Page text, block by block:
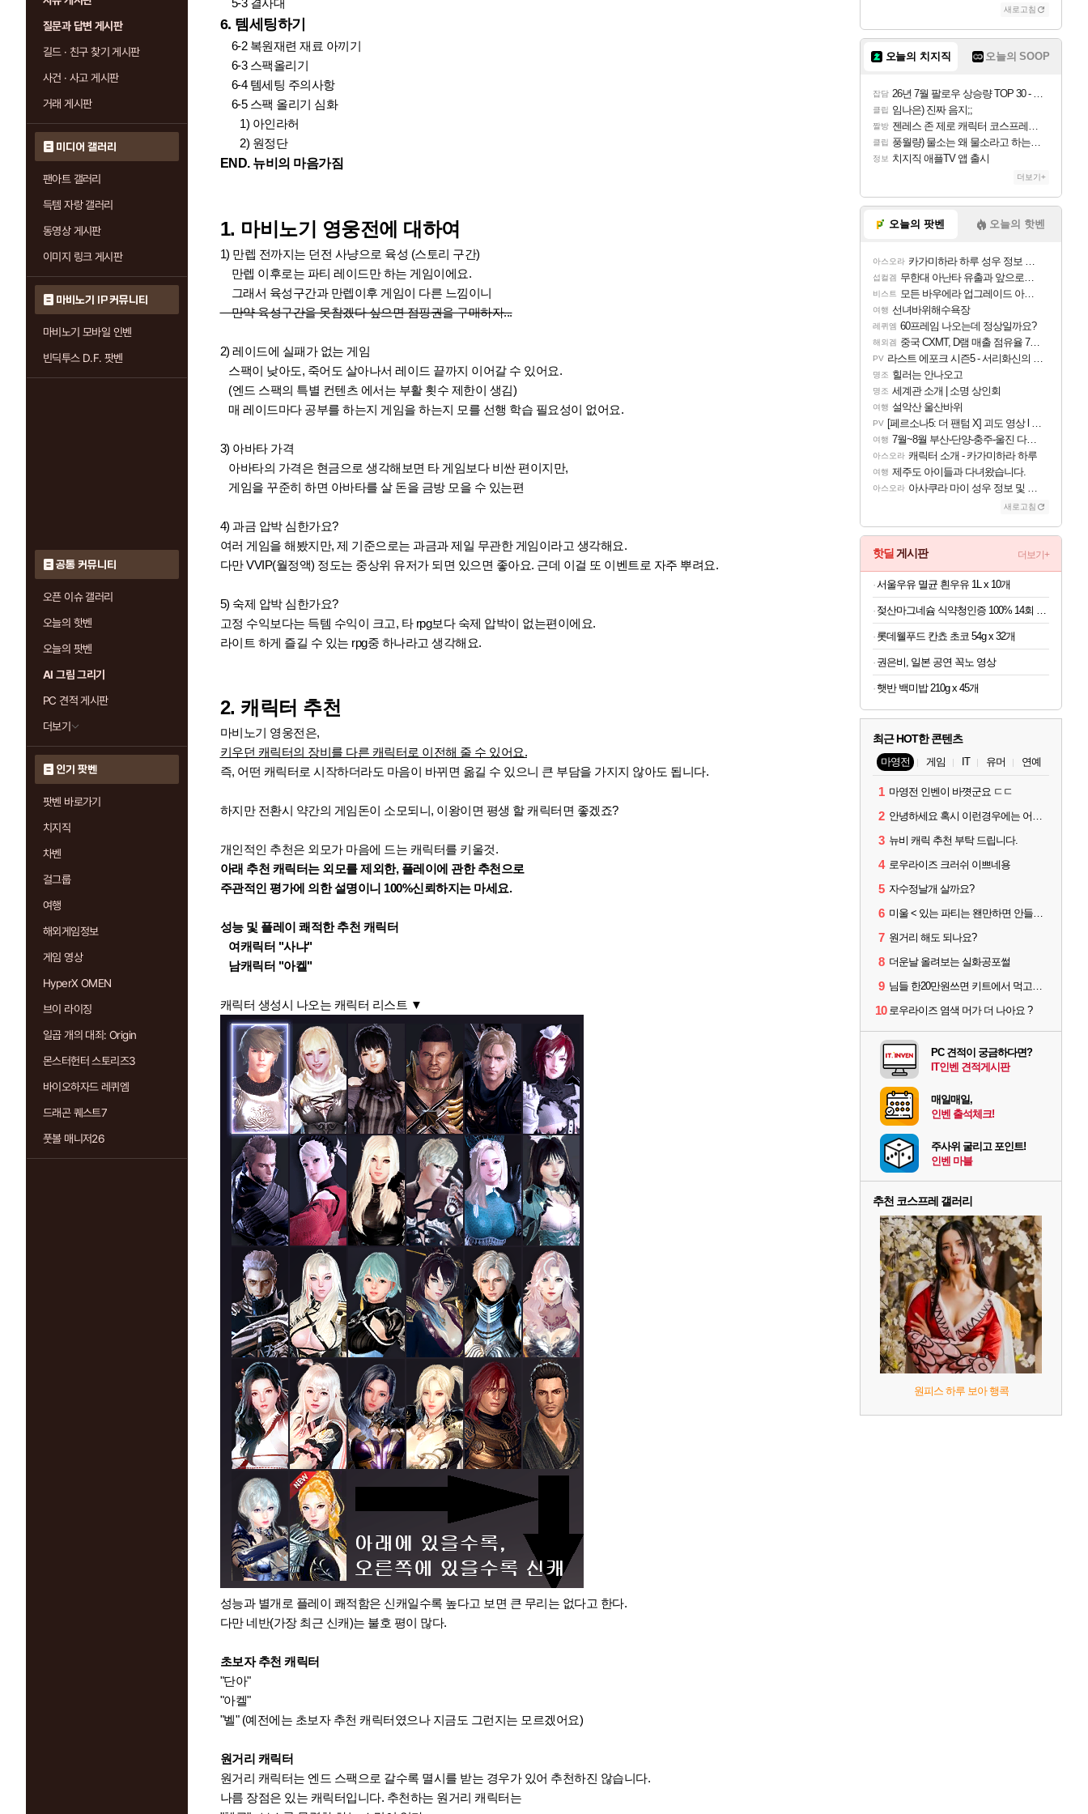
질문과 답변 게시판
길드 · 친구 찾기 게시판
사건 · 사고 게시판
거래 게시판
미디어 갤러리
팬아트 갤러리
득템 자랑 갤러리
동영상 게시판
이미지 링크 게시판
마비노기 IP 커뮤니티
마비노기 모바일 인벤
빈딕투스 D.F. 팟벤
공통 커뮤니티
오픈 이슈 갤러리
오늘의 핫벤
오늘의 팟벤
AI 그림 그리기
PC 견적 게시판
더보기
인기 팟벤
팟벤 바로가기
치지직
차벤
걸그룹
여행
해외게임정보
게임 영상
HyperX OMEN
브이 라이징
일곱 개의 대죄: Origin
몬스터헌터 스토리즈3
바이오하자드 레퀴엠
드래곤 퀘스트7
풋볼 매니저26
5-3 결사대
6. 템세팅하기
6-2 복원재련 재료 아끼기
6-3 스팩올리기
6-4 템세팅 주의사항
6-5 스팩 올리기 심화
1) 아인라허
2) 원정단
END. 뉴비의 마음가짐
1. 마비노기 영웅전에 대하여
1) 만렙 전까지는 던전 사냥으로 육성 (스토리 구간)
만렙 이후로는 파티 레이드만 하는 게임이에요.
그래서 육성구간과 만렙이후 게임이 다른 느낌이니
만약 육성구간을 못참겠다 싶으면 점핑권을 구매하자...
2) 레이드에 실패가 없는 게임
스팩이 낮아도, 죽어도 살아나서 레이드 끝까지 이어갈 수 있어요.
(엔드 스팩의 특별 컨텐츠 에서는 부활 횟수 제한이 생김)
매 레이드마다 공부를 하는지 게임을 하는지 모를 선행 학습 필요성이 없어요.
3) 아바타 가격
아바타의 가격은 현금으로 생각해보면 타 게임보다 비싼 편이지만,
게임을 꾸준히 하면 아바타를 살 돈을 금방 모을 수 있는편
4) 과금 압박 심한가요?
여러 게임을 해봤지만, 제 기준으로는 과금과 제일 무관한 게임이라고 생각해요.
다만 VVIP(월정액) 정도는 중상위 유저가 되면 있으면 좋아요. 근데 이걸 또 이벤트로 자주 뿌려요.
5) 숙제 압박 심한가요?
고정 수익보다는 득템 수익이 크고, 타 rpg보다 숙제 압박이 없는편이에요.
라이트 하게 즐길 수 있는 rpg중 하나라고 생각해요.
2. 캐릭터 추천
마비노기 영웅전은,
키우던 캐릭터의 장비를 다른 캐릭터로 이전해 줄 수 있어요.
즉, 어떤 캐릭터로 시작하더라도 마음이 바뀌면 옮길 수 있으니 큰 부담을 가지지 않아도 됩니다.
하지만 전환시 약간의 게임돈이 소모되니, 이왕이면 평생 할 캐릭터면 좋겠죠?
개인적인 추천은 외모가 마음에 드는 캐릭터를 키울것.
아래 추천 캐릭터는 외모를 제외한, 플레이에 관한 추천으로
주관적인 평가에 의한 설명이니 100%신뢰하지는 마세요.
성능 및 플레이 쾌적한추천 캐릭터
여캐릭터 "사냐"
남캐릭터 "아켈"
캐릭터 생성시 나오는 캐릭터 리스트 ▼
성능과 별개로 플레이 쾌적함은 신캐일수록 높다고 보면 큰 무리는 없다고 한다.
다만 네반(가장 최근 신캐)는 불호 평이 많다.
초보자 추천 캐릭터
"단아"
"아켈"
"벨" (예전에는 초보자 추천 캐릭터였으나 지금도 그런지는 모르겠어요)
원거리 캐릭터
원거리 캐릭터는 엔드 스팩으로 갈수록 멸시를 받는 경우가 있어 추천하진 않습니다.
나름 장점은 있는 캐릭터입니다. 추천하는 원거리 캐릭터는
새로고침
오늘의 치지직 오늘의 SOOP
잡담 26년 7월 팔로우 상승량 TOP 30 - 월간 치지직
클립 임나은) 진짜 음지;;
짤방 젠레스 존 제로 캐릭터 코스프레한 꽁주
클립 풍월량) 물소는 왜 물소라고 하는거야? 아! 그만 ㅋㅋ 알았어 ㅋㅋ
정보 치지직 애플TV 앱 출시
더보기+
오늘의 팟벤 오늘의 핫벤
아스오라 카가미하라 하루 성우 정보 및 주요 필모
섭컬겜 무한대 아난타 유출과 앞으로의 예상 (루머)
비스트 모든 바우에라 업그레이드 아이템 획득 위치 공략 (89개)
여행 선녀바위해수욕장
레퀴엠 60프레임 나오는데 정상일까요?
해외겜 중국 CXMT, D램 매출 점유율 7%…글로벌 4위로 부상
PV 라스트 에포크 시즌5 - 서리화신의 분노 티저
명조 힐러는 안나오고
명조 세계관 소개 | 소명 상인회
여행 설악산 울산바위
PV [페르소나5: 더 팬텀 X] 괴도 영상 l 타카마키 안·댄싱 스타
여행 7월~8월 부산-단양-충주-울진 다녀왔어요~
아스오라 캐릭터 소개 - 카가미하라 하루
여행 제주도 아이들과 다녀왔습니다.
아스오라 아사쿠라 마이 성우 정보 및 주요 필모
새로고침
핫딜 게시판 더보기+
서울우유 멸균 흰우유 1L x 10개
롯데웰푸드 칸쵸 초코 54g x 32개
권은비, 일본 공연 꼭노 영상
햇반 백미밥 210g x 45개
최근 HOT한 콘텐츠
마영전 게임 IT 유머 연예
1 마영전 인벤이 바꼇군요 ㄷㄷ
2 안녕하세요 혹시 이런경우에는 어떻게 해야될까요?
3 뉴비 캐릭 추천 부탁 드립니다.
4 로우라이즈 크러쉬 이쁘네용
5 자수정날개 살까요?
6 미울 < 있는 파티는 왠만하면 안들어감
7 원거리 해도 되나요?
8 더운날 올려보는 실화공포썰
9 님들 한20만원쓰면 키트에서 먹고싶은거 먹을수있나욤?
10 로우라이즈 염색 머가 더 나아요 ?
PC 견적이 궁금하다면?
IT인벤 견적게시판
매일매일,
인벤 출석체크!
주사위 굴리고 포인트!
인벤 마블
추천 코스프레 갤러리
원피스 하루 보아 행콕